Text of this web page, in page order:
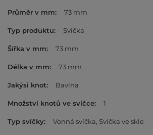
Průměr v mm 73 mm
Typ produktu Svíčka
Šířka v mm 73 mm
Délka v mm 73 mm
Jakýsi knot Bavlna
Množství knotů ve svíčce 1
Typ svíčky Vonná svíčka Svíčka ve skle